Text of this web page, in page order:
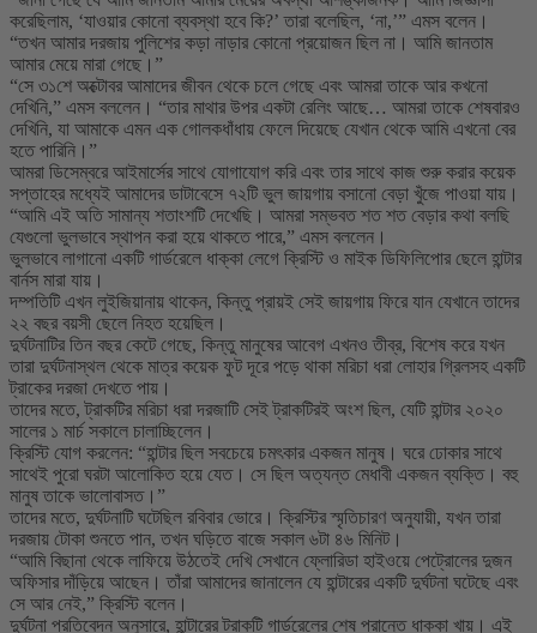
করেছিলাম, ‘যাওয়ার কোনো ব্যবস্থা হবে কি?’ তারা বলেছিল, ‘না,’” এমস বলেন।
“তখন আমার দরজায় পুলিশের কড়া নাড়ার কোনো প্রয়োজন ছিল না। আমি জানতাম
আমার মেয়ে মারা গেছে।”
“সে ৩১শে অক্টোবর আমাদের জীবন থেকে চলে গেছে এবং আমরা তাকে আর কখনো
দেখিনি,” এমস বললেন। “তার মাথার উপর একটা রেলিং আছে… আমরা তাকে শেষবারও
দেখিনি, যা আমাকে এমন এক গোলকধাঁধায় ফেলে দিয়েছে যেখান থেকে আমি এখনো বের
হতে পারিনি।”
আমরা ডিসেম্বরে আইমার্সের সাথে যোগাযোগ করি এবং তার সাথে কাজ শুরু করার কয়েক
সপ্তাহের মধ্যেই আমাদের ডাটাবেসে ৭২টি ভুল জায়গায় বসানো বেড়া খুঁজে পাওয়া যায়।
“আমি এই অতি সামান্য শতাংশটি দেখেছি। আমরা সম্ভবত শত শত বেড়ার কথা বলছি
যেগুলো ভুলভাবে স্থাপন করা হয়ে থাকতে পারে,” এমস বললেন।
ভুলভাবে লাগানো একটি গার্ডরেলে ধাক্কা লেগে ক্রিস্টি ও মাইক ডিফিলিপোর ছেলে হান্টার
বার্নস মারা যায়।
দম্পতিটি এখন লুইজিয়ানায় থাকেন, কিন্তু প্রায়ই সেই জায়গায় ফিরে যান যেখানে তাদের
২২ বছর বয়সী ছেলে নিহত হয়েছিল।
দুর্ঘটনাটির তিন বছর কেটে গেছে, কিন্তু মানুষের আবেগ এখনও তীব্র, বিশেষ করে যখন
তারা দুর্ঘটনাস্থল থেকে মাত্র কয়েক ফুট দূরে পড়ে থাকা মরিচা ধরা লোহার গ্রিলসহ একটি
ট্রাকের দরজা দেখতে পায়।
তাদের মতে, ট্রাকটির মরিচা ধরা দরজাটি সেই ট্রাকটিরই অংশ ছিল, যেটি হান্টার ২০২০
সালের ১ মার্চ সকালে চালাচ্ছিলেন।
ক্রিস্টি যোগ করলেন: “হান্টার ছিল সবচেয়ে চমৎকার একজন মানুষ। ঘরে ঢোকার সাথে
সাথেই পুরো ঘরটা আলোকিত হয়ে যেত। সে ছিল অত্যন্ত মেধাবী একজন ব্যক্তি। বহু
মানুষ তাকে ভালোবাসত।”
তাদের মতে, দুর্ঘটনাটি ঘটেছিল রবিবার ভোরে। ক্রিস্টির স্মৃতিচারণ অনুযায়ী, যখন তারা
দরজায় টোকা শুনতে পান, তখন ঘড়িতে বাজে সকাল ৬টা ৪৬ মিনিট।
“আমি বিছানা থেকে লাফিয়ে উঠতেই দেখি সেখানে ফ্লোরিডা হাইওয়ে পেট্রোলের দুজন
অফিসার দাঁড়িয়ে আছেন। তাঁরা আমাদের জানালেন যে হান্টারের একটি দুর্ঘটনা ঘটেছে এবং
সে আর নেই,” ক্রিস্টি বলেন।
দুর্ঘটনা প্রতিবেদন অনুসারে, হান্টারের ট্রাকটি গার্ডরেলের শেষ প্রান্তে ধাক্কা খায়। এই